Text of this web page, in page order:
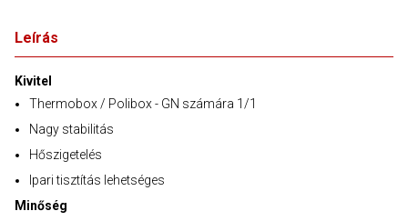
Leírás
Kivitel
Thermobox / Polibox - GN számára 1/1
Nagy stabilitás
Hőszigetelés
Ipari tisztítás lehetséges
Minőség